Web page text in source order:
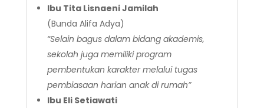
Ibu Tita Lisnaeni Jamilah
(Bunda Alifa Adya)
“Selain bagus dalam bidang akademis,
sekolah juga memiliki program
pembentukan karakter melalui tugas
pembiasaan harian anak di rumah”
Ibu Eli Setiawati